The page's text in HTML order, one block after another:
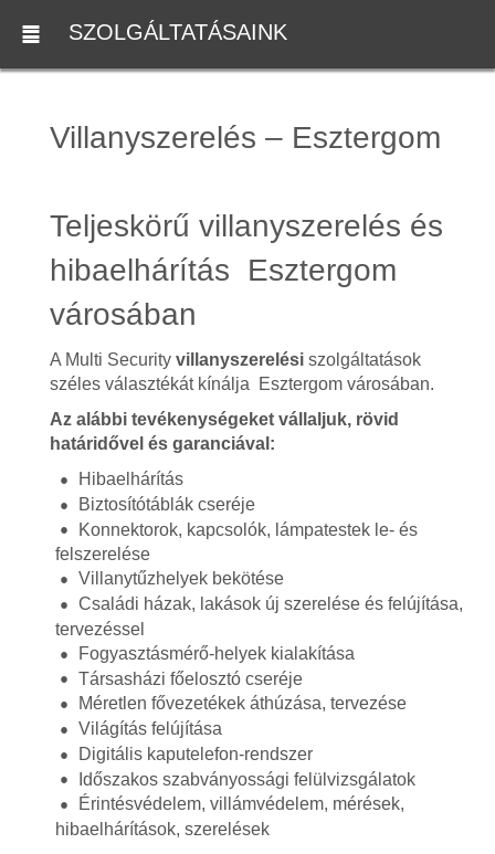
SZOLGÁLTATÁSAINK
Villanyszerelés – Esztergom
Teljeskörű villanyszerelés és
hibaelhárítás Esztergom
városában
A Multi Security villanyszerelésiszolgáltatások
széles választékát kínálja Esztergom városában.
Az alábbi tevékenységeket vállaljuk, rövid
határidővel és garanciával:
Hibaelhárítás
Biztosítótáblák cseréje
Konnektorok, kapcsolók, lámpatestek le- és
felszerelése
Villanytűzhelyek bekötése
Családi házak, lakások új szerelése és felújítása,
tervezéssel
Fogyasztásmérő-helyek kialakítása
Társasházi főelosztó cseréje
Méretlen fővezetékek áthúzása, tervezése
Világítás felújítása
Digitális kaputelefon-rendszer
Időszakos szabványossági felülvizsgálatok
Érintésvédelem, villámvédelem, mérések,
hibaelhárítások, szerelések